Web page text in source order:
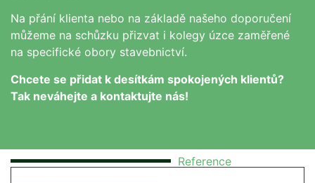
Na přání klienta nebo na základě našeho doporučení
můžeme na schůzku přizvat i kolegy úzce zaměřené
na specifické obory stavebnictví.
Chcete se přidat k desítkám spokojených klientů?
Tak neváhejte a kontaktujte nás!
Reference